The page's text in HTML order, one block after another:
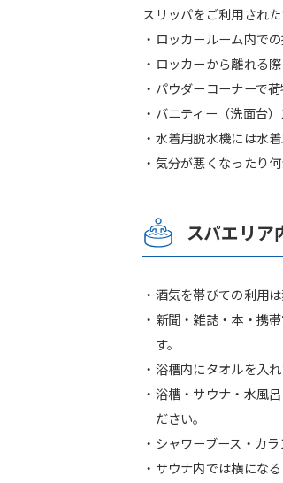
スリッパをご利用され
・ロッカールーム内で
・ロッカーから離れる
・パウダーコーナーで
・バニティー（洗面台
・水着用脱水機には水
・気分が悪くなったり
スパエリア
・酒気を帯びての利用
・新聞・雑誌・本・携
す。
・浴槽内にタオルを入
・浴槽・サウナ・水風
ださい。
・シャワーブース・カ
・サウナ内では横にな